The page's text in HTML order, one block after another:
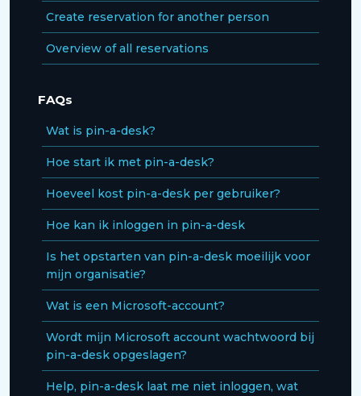
Create reservation for another person
Overview of all reservations
FAQs
Wat is pin-a-desk?
Hoe start ik met pin-a-desk?
Hoeveel kost pin-a-desk per gebruiker?
Hoe kan ik inloggen in pin-a-desk
Is het opstarten van pin-a-desk moeilijk voor
mijn organisatie?
Wat is een Microsoft-account?
Wordt mijn Microsoft account wachtwoord bij
pin-a-desk opgeslagen?
Help, pin-a-desk laat me niet inloggen, wat